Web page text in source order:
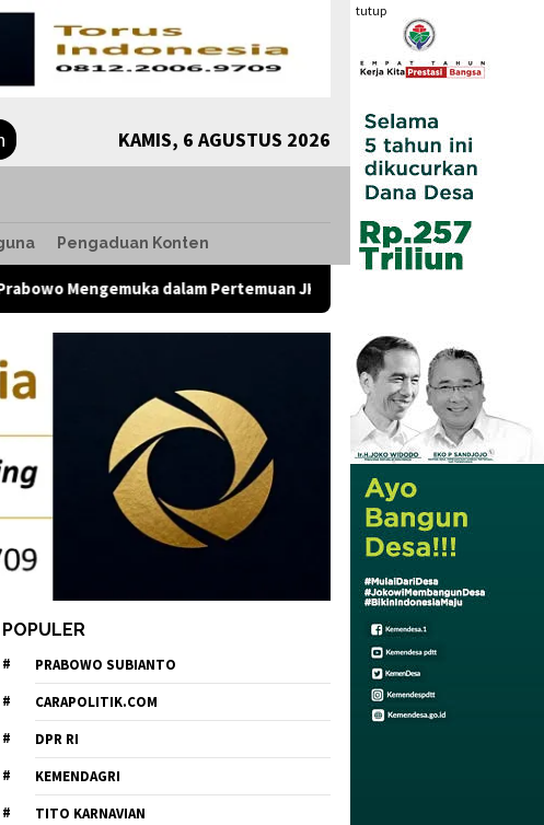
tutup
KAMIS, 6 AGUSTUS 2026
Pengaduan Konten
dalam Pertemuan JK dengan Komunitas Komunikolog,
POPULER
PRABOWO SUBIANTO
CARAPOLITIK.COM
DPR RI
KEMENDAGRI
TITO KARNAVIAN